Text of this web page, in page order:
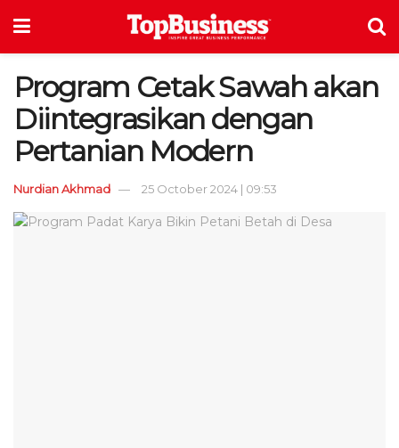
Program Cetak Sawah akan
Diintegrasikan dengan
Pertanian Modern
Nurdian Akhmad 25 October 2024 | 09:53